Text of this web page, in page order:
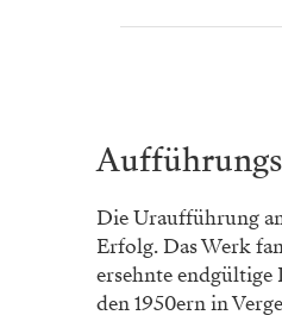
Die Uraufführung
Erfolg. Das Werk
ersehnte endgültige
den 1950ern in